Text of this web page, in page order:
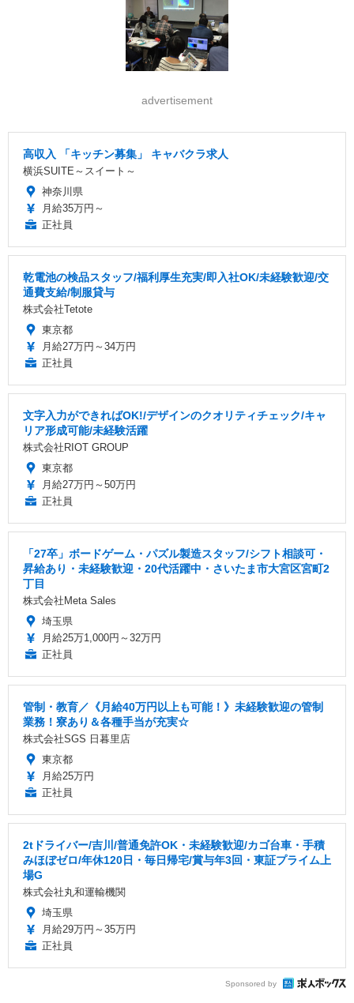
advertisement
高収入 「キッチン募集」 キャバクラ求人
横浜SUITE～スイート～
神奈川県
月給35万円～
正社員
乾電池の検品スタッフ/福利厚生充実/即入社OK/未経験歓迎/交
通費支給/制服貸与
株式会社Tetote
東京都
月給27万円～34万円
正社員
文字入力ができればOK!/デザインのクオリティチェック/キャ
リア形成可能/未経験活躍
株式会社RIOT GROUP
東京都
月給27万円～50万円
正社員
「27卒」ボードゲーム・パズル製造スタッフ/シフト相談可・
昇給あり・未経験歓迎・20代活躍中・さいたま市大宮区宮町2
丁目
株式会社Meta Sales
埼玉県
月給25万1,000円～32万円
正社員
管制・教育／《月給40万円以上も可能！》未経験歓迎の管制
業務！寮あり＆各種手当が充実☆
株式会社SGS 日暮里店
東京都
月給25万円
正社員
2tドライバー/吉川/普通免許OK・未経験歓迎/カゴ台車・手積
みほぼゼロ/年休120日・毎日帰宅/賞与年3回・東証プライム上
場G
株式会社丸和運輸機関
埼玉県
月給29万円～35万円
正社員
Sponsored by